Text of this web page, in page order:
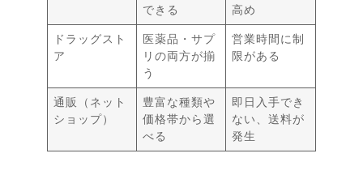
できる
高め
ドラッグスト
ア
医薬品・サプ
リの両方が揃
う
営業時間に制
限がある
通販（ネット
ショップ）
豊富な種類や
価格帯から選
べる
即日入手でき
ない、送料が
発生